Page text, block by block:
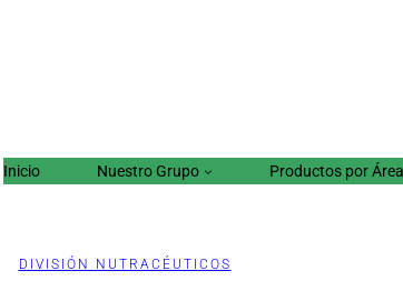
Inicio Nuestro Grupo Productos por Área
DIVISIÓN NUTRACÉUTICOS